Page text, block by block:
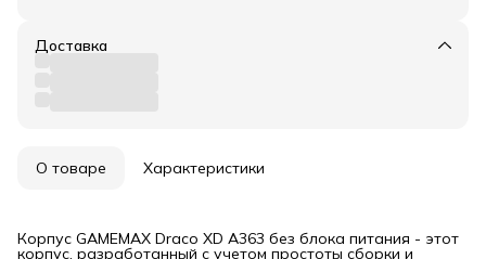
Доставка
О товаре Характеристики
Корпус GAMEMAX Draco XD A363 без блока питания - этот
корпус, разработанный с учетом простоты сборки и